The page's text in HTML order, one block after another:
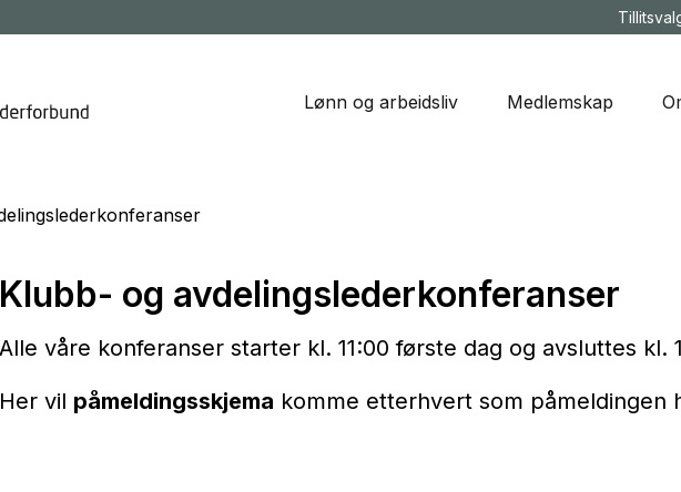
Lønn og arbeidsliv Medlemskap
Klubb- og avdelingslederkonferanser
Alle våre konferanser starter kl. 11:00 første dag og avsluttes kl.
Her vil påmeldingsskjema komme etterhvert som påmeldingen